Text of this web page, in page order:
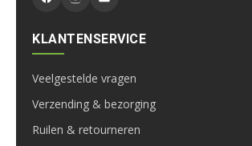
KLANTENSERVICE
Veelgestelde vragen
Verzending & bezorging
Ruilen & retourneren